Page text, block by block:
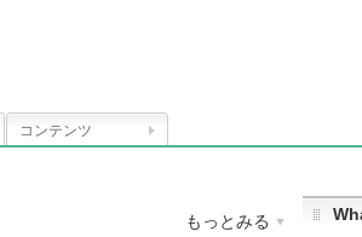
コンテンツ
もっとみる